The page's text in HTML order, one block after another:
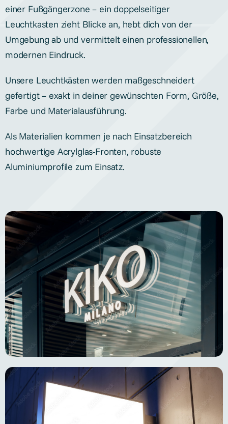
einer Fußgängerzone – ein doppelseitiger
Leuchtkasten zieht Blicke an, hebt dich von der
Umgebung ab und vermittelt einen professionellen,
modernen Eindruck.
Unsere Leuchtkästen werden maßgeschneidert
gefertigt – exakt in deiner gewünschten Form, Größe,
Farbe und Materialausführung.
Als Materialien kommen je nach Einsatzbereich
hochwertige Acrylglas-Fronten, robuste
Aluminiumprofile zum Einsatz.